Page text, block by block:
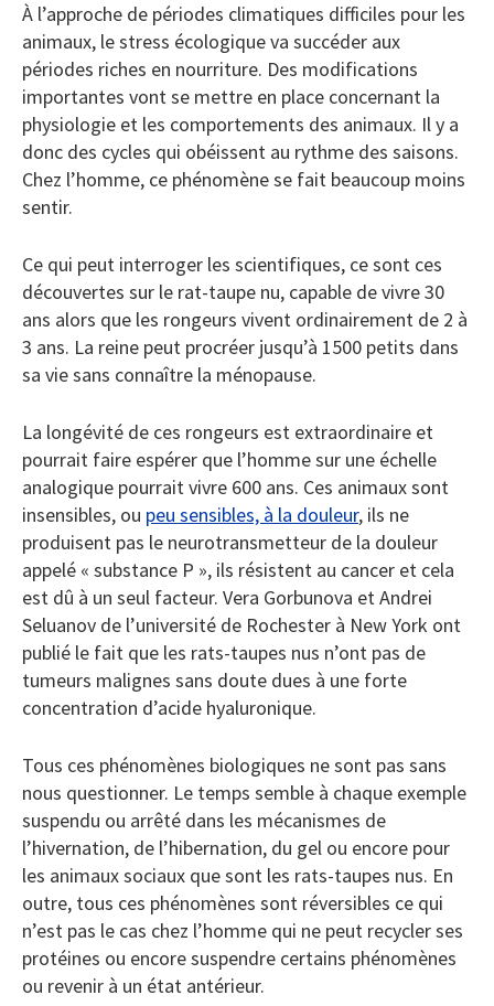
À l’approche de périodes climatiques difficiles pour les
animaux, le stress écologique va succéder aux
périodes riches en nourriture. Des modifications
importantes vont se mettre en place concernant la
physiologie et les comportements des animaux. Il y a
donc des cycles qui obéissent au rythme des saisons.
Chez l’homme, ce phénomène se fait beaucoup moins
sentir.
Ce qui peut interroger les scientifiques, ce sont ces
découvertes sur le rat-taupe nu, capable de vivre 30
ans alors que les rongeurs vivent ordinairement de 2 à
3 ans. La reine peut procréer jusqu’à 1500 petits dans
sa vie sans connaître la ménopause.
La longévité de ces rongeurs est extraordinaire et
pourrait faire espérer que l’homme sur une échelle
analogique pourrait vivre 600 ans. Ces animaux sont
insensibles, ou peu sensibles, à la douleur, ils ne
produisent pas le neurotransmetteur de la douleur
appelé « substance P », ils résistent au cancer et cela
est dû à un seul facteur. Vera Gorbunova et Andrei
Seluanov de l’université de Rochester à New York ont
publié le fait que les rats-taupes nus n’ont pas de
tumeurs malignes sans doute dues à une forte
concentration d’acide hyaluronique.
Tous ces phénomènes biologiques ne sont pas sans
nous questionner. Le temps semble à chaque exemple
suspendu ou arrêté dans les mécanismes de
l’hivernation, de l’hibernation, du gel ou encore pour
les animaux sociaux que sont les rats-taupes nus. En
outre, tous ces phénomènes sont réversibles ce qui
n’est pas le cas chez l’homme qui ne peut recycler ses
protéines ou encore suspendre certains phénomènes
ou revenir à un état antérieur.